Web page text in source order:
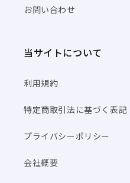
お問い合わせ
当サイトについて
利用規約
特定商取引法に基づく表記
プライバシーポリシー
会社概要